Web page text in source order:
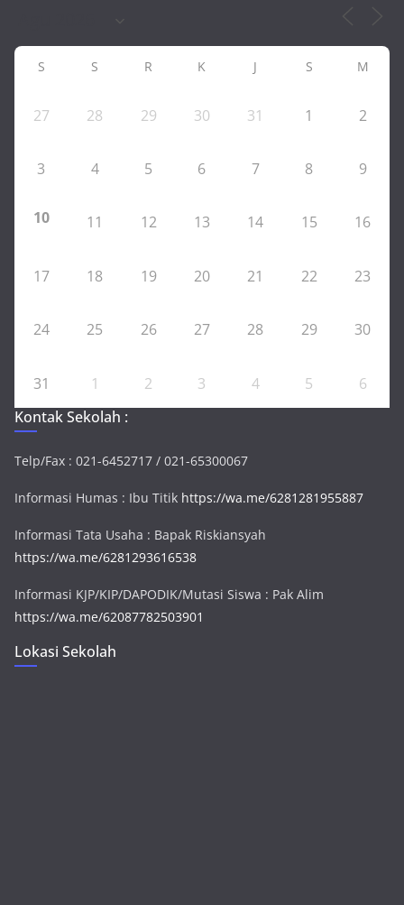
S S R K J S M
27 28 29 30 31 1 2
3 4 5 6 7 8 9
10 11 12 13 14 15 16
17 18 19 20 21 22 23
24 25 26 27 28 29 30
31 1 2 3 4 5
6
Kontak Sekolah :
Telp/Fax : 021-6452717 / 021-65300067
Informasi Humas : Ibu Titik https://wa.me/6281281955887
Informasi Tata Usaha : Bapak Riskiansyah
https://wa.me/6281293616538
Informasi KJP/KIP/DAPODIK/Mutasi Siswa : Pak Alim
https://wa.me/62087782503901
Lokasi Sekolah